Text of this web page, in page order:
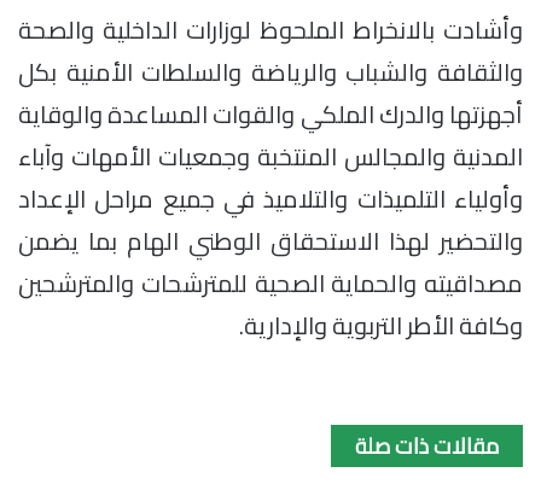
وأشادت بالانخراط الملحوظ لوزارات الداخلية والصحة
والثقافة والشباب والرياضة والسلطات الأمنية بكل
أجهزتها والدرك الملكي والقوات المساعدة والوقاية
المدنية والمجالس المنتخبة وجمعيات الأمهات وآباء
وأولياء التلميذات والتلاميذ في جميع مراحل الإعداد
والتحضير لهذا الاستحقاق الوطني الهام بما يضمن
مصداقيته والحماية الصحية للمترشحات والمترشحين
وكافة الأطر التربوية والإدارية.
مقالات ذات صلة